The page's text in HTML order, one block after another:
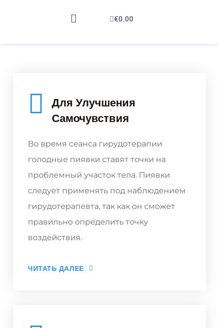
€0.00
Для Улучшения
Самочувствия
Во время сеанса гирудотерапии
голодные пиявки ставят точки на
проблемный участок тела. Пиявки
следует применять под наблюдением
гирудотерапевта, так как он сможет
правильно определить точку
воздействия.
ЧИТАТЬ ДАЛЕЕ